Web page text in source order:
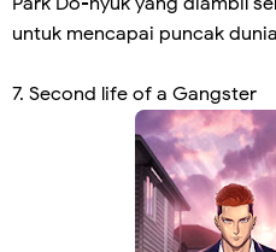
untuk mencapai puncak
7. Second life of a Gangster